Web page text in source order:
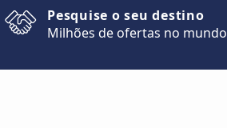
Pesquise o seu destino
Milhões de ofertas no mundo